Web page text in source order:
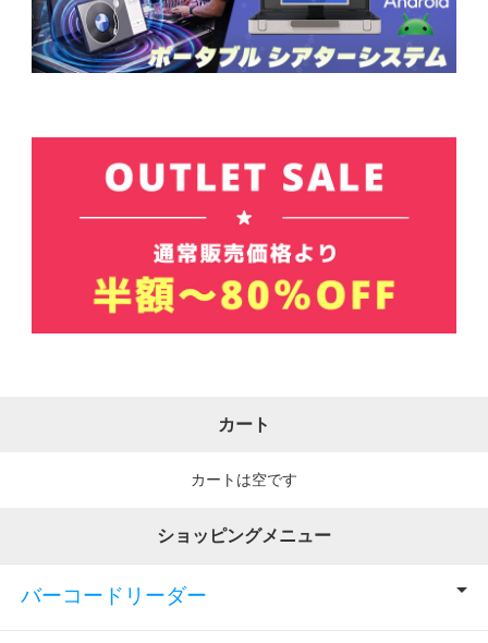
カート
カートは空です
ショッピングメニュー
バーコードリーダー